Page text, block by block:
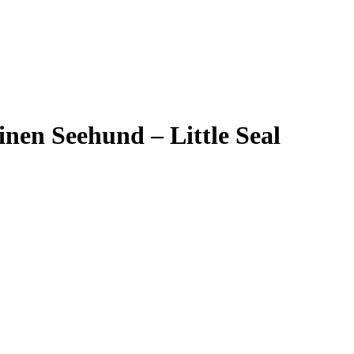
Seehund – Little Seal